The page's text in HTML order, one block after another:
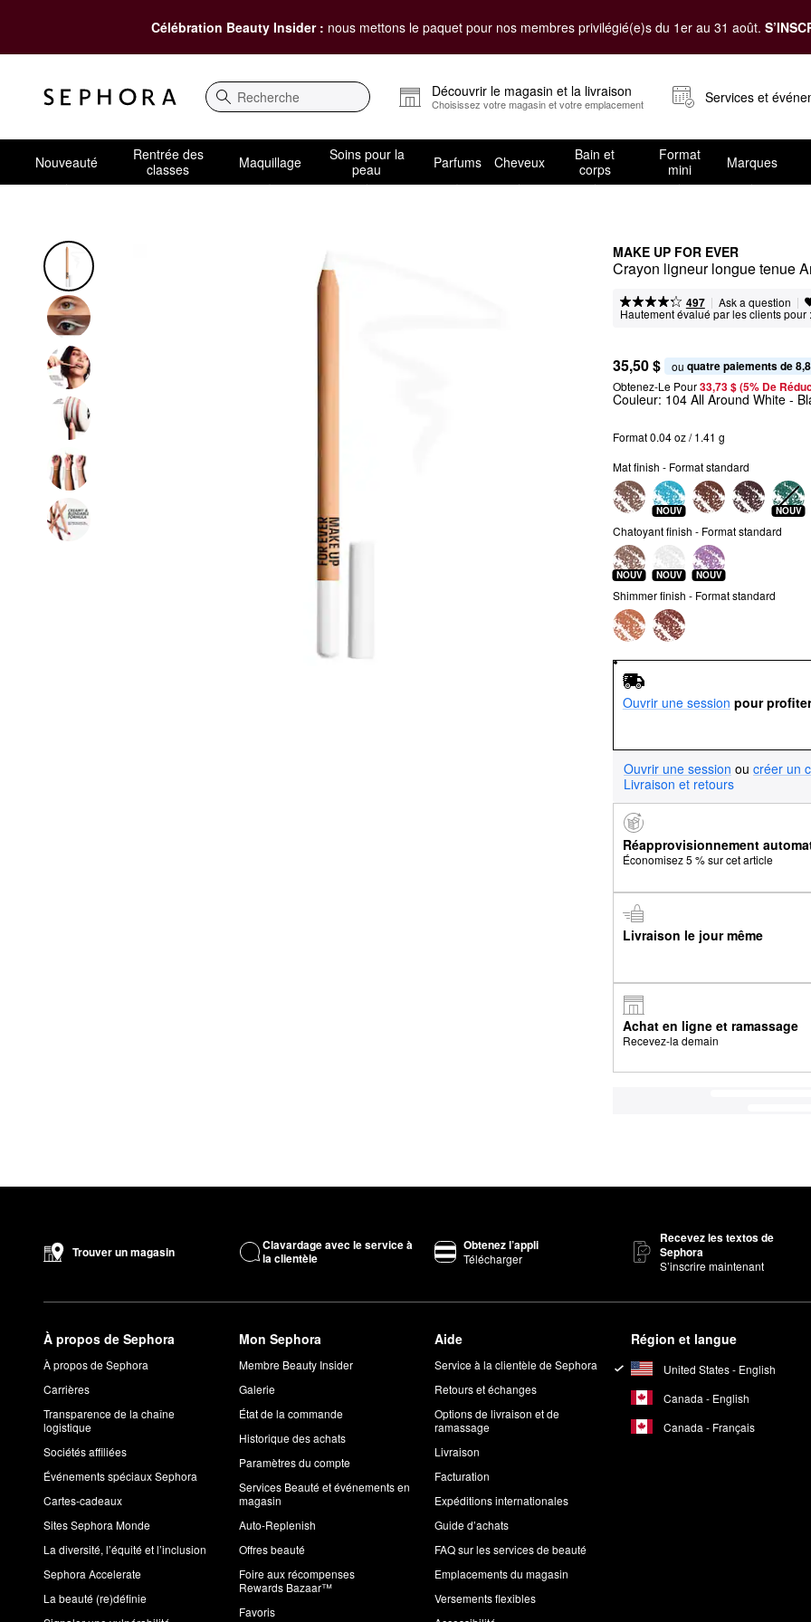
Célébration Beauty Insider : nous mettons le paquet pour nos membres privilégié(e)s du 1er au 31 août.
Recherche
Découvrir le magasin et la livraison
Choisissez votre magasin et votre emplacement Services et
Nouveauté
Rentrée des
classes
Maquillage
Soins pour la
peau
Parfums Cheveux
Bain et
corps
Format
mini
Marques
MAKE UP FOR EVER
Crayon ligneur longue tenue
497 | Ask a question |
Hautement évalué par les clients pour :
35,50 $ ou quatre paiements de
Obtenez-Le Pour33,73 $ (5% De
Couleur: 104 All Around White -
Format 0.04 oz / 1.41 g
Mat finish - Format standard
NOUV NOUV
Chatoyant finish - Format standard
NOUV NOUV NOUV
Shimmer finish - Format standard
Ouvrir une session pour
Ouvrir une session ou créer un
Livraison et retours
Réapprovisionnement
Économisez 5 % sur cet article
Livraison le jour même
Achat en ligne et ramassage
Recevez-la demain
Trouver un magasin
Clavardage avec le service à
la clientèle
Obtenez l’appli
Télécharger
Recevez les textos de
Sephora
S’inscrire maintenant
À propos de Sephora
À propos de Sephora
Carrières
Transparence de la chaîne
logistique
Sociétés affiliées
Événements spéciaux Sephora
Cartes-cadeaux
Sites Sephora Monde
La diversité, l’équité et l’inclusion
Sephora Accelerate
La beauté (re)définie
Mon Sephora
Membre Beauty Insider
Galerie
État de la commande
Historique des achats
Paramètres du compte
Services Beauté et événements en
magasin
Auto-Replenish
Offres beauté
Foire aux récompenses
Rewards Bazaar™
Favoris
Aide
Service à la clientèle de Sephora
Retours et échanges
Options de livraison et de
ramassage
Livraison
Facturation
Expéditions internationales
Guide d’achats
FAQ sur les services de beauté
Emplacements du magasin
Versements flexibles
Région et langue
United States - English
Canada - English
Canada - Français